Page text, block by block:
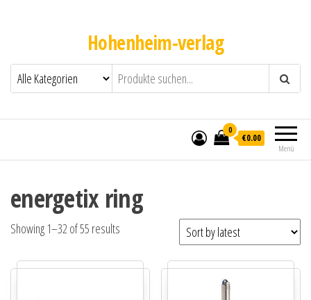
Hohenheim-verlag
Menü
0
€0.00
energetix ring
Showing 1–32 of 55 results